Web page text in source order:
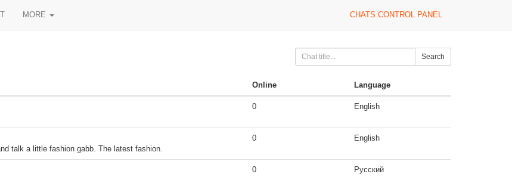
MORE CHATS CONTROL PANEL
Search
Online Language
0 English
talk a little fashion gabb. The latest fashion.
0 English
0 Русский